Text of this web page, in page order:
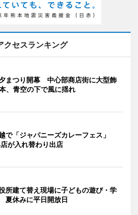
クセスランキング
まつり開幕 中心部商店街に大型飾
、青空の下で風に揺れ
で「ジャパニーズカレーフェス」
が入れ替わり出店
所建て替え現場に子どもの遊び・学
休みに平日開放日